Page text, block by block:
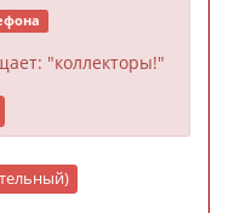
"коллекторы!"